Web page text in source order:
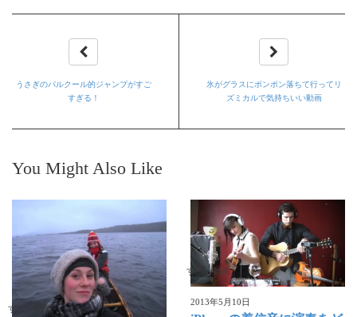
うさぎのパルクール的ジャンプがすご
すぎる！
氷がグラスにポンポン落ちて行ってリ
ズミカルで気持ちいい動画
You Might Also Like
すごい動画
すごい動画
2013年5月10日